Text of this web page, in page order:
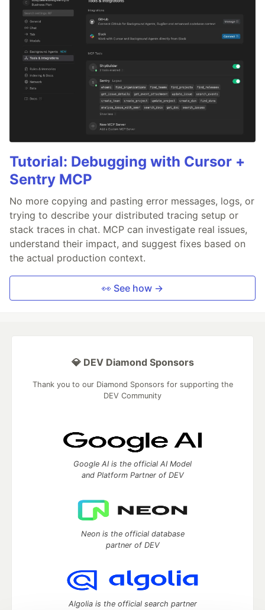
Tutorial: Debugging with Cursor +
Sentry MCP
No more copying and pasting error messages, logs, or
trying to describe your distributed tracing setup or
stack traces in chat. MCP can investigate real issues,
understand their impact, and suggest fixes based on
the actual production context.
👀 See how →
💎 DEV Diamond Sponsors
Thank you to our Diamond Sponsors for supporting the
DEV Community
Google AI is the official AI Model
and Platform Partner of DEV
Neon is the official database
partner of DEV
Algolia is the official search partner